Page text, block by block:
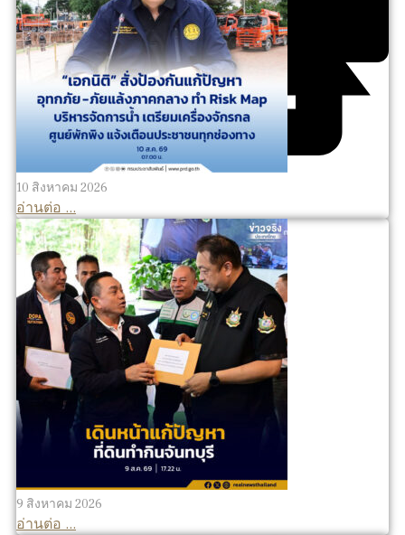
10 สิงหาคม 2026
อ่านต่อ ...
9 สิงหาคม 2026
อ่านต่อ ...